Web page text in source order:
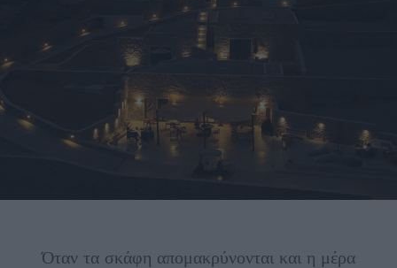
Όταν τα σκάφη απομακρύνονται και η μέρα